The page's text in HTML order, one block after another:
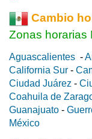
Cambio
Zonas horarias
Aguascalientes -
California Sur -
Ciudad Juárez -
Coahuila de
Guanajuato -
México